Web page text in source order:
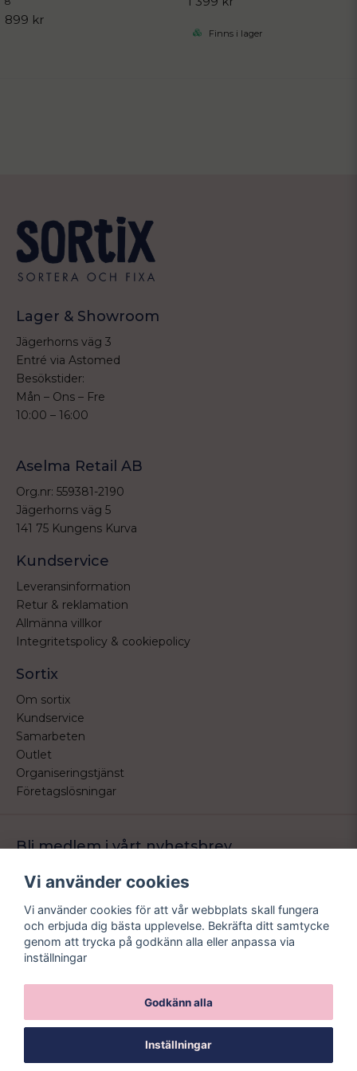
899 kr
Finns i lager
Lager & Showroom
Jägerhorns väg 3
Entré via Astomed
Besökstider:
Mån – Ons – Fre
10:00 – 16:00
Aselma Retail AB
Org.nr: 559381-2190
Jägerhorns väg 5
141 75 Kungens Kurva
Kundservice
Leveransinformation
Retur & reklamation
Allmänna villkor
Integritetspolicy & cookiepolicy
Sortix
Om sortix
Kundservice
Samarbeten
Outlet
Organiseringstjänst
Företagslösningar
Bli medlem i vårt nyhetsbrev
email
Mejladress Skicka
erbjudande.
Vi använder cookies
Vi använder cookies för att vår webbplats skall fungera
och erbjuda dig bästa upplevelse. Bekräfta ditt samtycke
genom att trycka på godkänn alla eller anpassa via
inställningar
Godkänn alla
Inställningar